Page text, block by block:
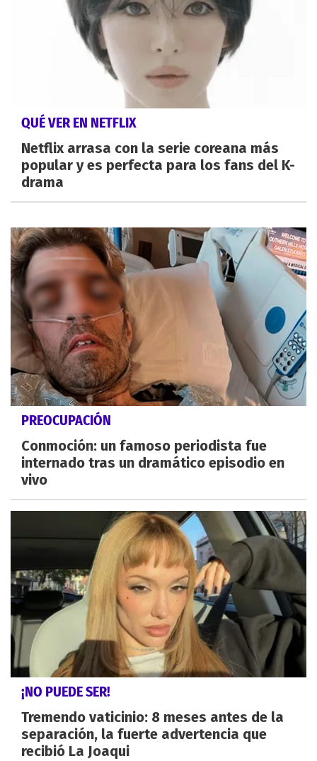
QUÉ VER EN NETFLIX
Netflix arrasa con la serie coreana más
popular y es perfecta para los fans del K-
drama
PREOCUPACIÓN
Conmoción: un famoso periodista fue
internado tras un dramático episodio en
vivo
¡NO PUEDE SER!
Tremendo vaticinio: 8 meses antes de la
separación, la fuerte advertencia que
recibió La Joaqui